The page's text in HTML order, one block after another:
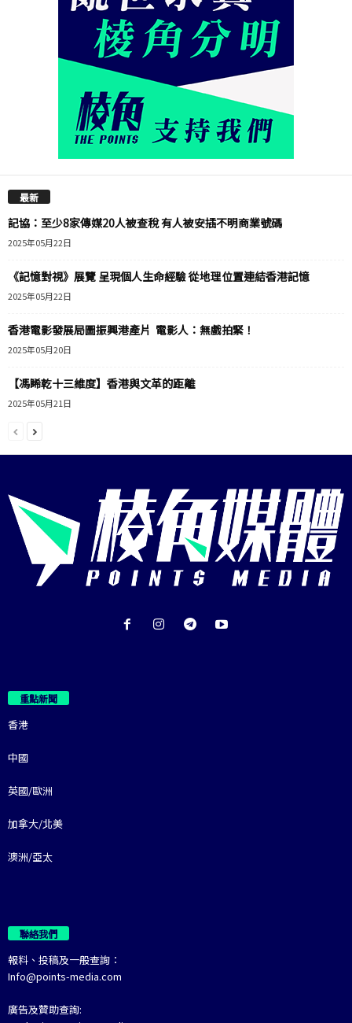
最新
記協：至少8家傳媒20人被查稅 有人被安插不明商業號碼
2025年05月22日
《記憶對視》展覽 呈現個人生命經驗 從地理位置連結香港記憶
2025年05月22日
香港電影發展局圖振興港產片 電影人：無戲拍緊！
2025年05月20日
【馮睎乾十三維度】香港與文革的距離
2025年05月21日
重點新聞
香港
中國
英國/歐洲
加拿大/北美
澳洲/亞太
聯絡我們
報料、投稿及一般查詢：
Info@points-media.com
廣告及贊助查詢: